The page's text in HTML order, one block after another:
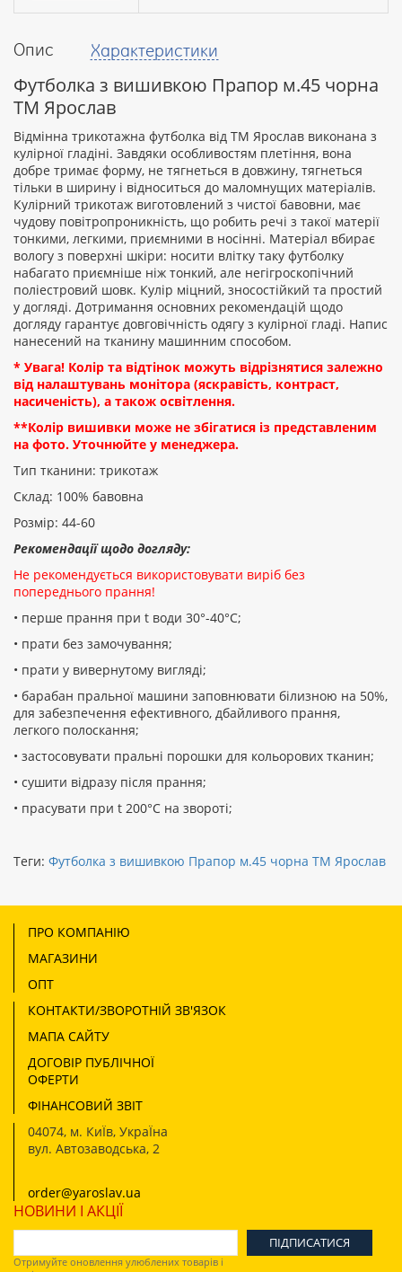
Опис Характеристики
Футболка з вишивкою Прапор м.45 чорна
ТМ Ярослав
Відмінна трикотажна футболка від ТМ Ярослав виконана з
кулірної гладіні. Завдяки особливостям плетіння, вона
добре тримає форму, не тягнеться в довжину, тягнеться
тільки в ширину і відноситься до маломнущих матеріалів.
Кулірний трикотаж виготовлений з чистої бавовни, має
чудову повітропроникність, що робить речі з такої матерії
тонкими, легкими, приємними в носінні. Матеріал вбирає
вологу з поверхні шкіри: носити влітку таку футболку
набагато приємніше ніж тонкий, але негігроскопічний
поліестровий шовк. Кулір міцний, зносостійкий та простий
у догляді. Дотримання основних рекомендацій щодо
догляду гарантує довговічність одягу з кулірної гладі. Напис
нанесений на тканину машинним способом.
* Увага! Колір та відтінок можуть відрізнятися залежно
від налаштувань монітора (яскравість, контраст,
насиченість), а також освітлення.
**Колір вишивки може не збігатися із представленим
на фото. Уточнюйте у менеджера.
Тип тканини: трикотаж
Склад: 100% бавовна
Розмір: 44-60
Рекомендації щодо догляду:
Не рекомендується використовувати виріб без
попереднього прання!
• перше прання при t води 30°-40°C;
• прати без замочування;
• прати у вивернутому вигляді;
• барабан пральної машини заповнювати білизною на 50%,
для забезпечення ефективного, дбайливого прання,
легкого полоскання;
• застосовувати пральні порошки для кольорових тканин;
• сушити відразу після прання;
• прасувати при t 200°С на звороті;
Ваш
Рейтинг:
ПРОДОВЖИТИ
Теги: Футболка з вишивкою Прапор м.45 чорна ТМ Ярослав
ПРО КОМПАНІЮ
МАГАЗИНИ
ОПТ
КОНТАКТИ/ЗВОРОТНІЙ ЗВ'ЯЗОК
МАПА САЙТУ
ДОГОВІР ПУБЛІЧНОЇ
ОФЕРТИ
ФІНАНСОВИЙ ЗВІТ
04074, м. КиЇв, УкраЇна
вул. Автозаводська, 2
order@yaroslav.ua
НОВИНИ І АКЦІЇ
Отримуйте оновлення улюблених товарів і